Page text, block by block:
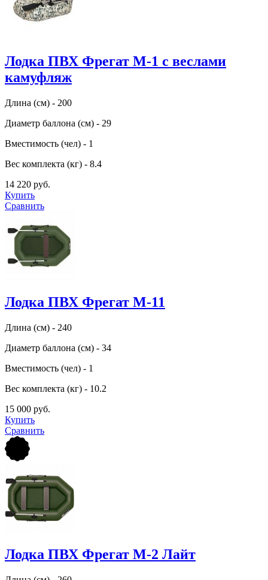
Лодка ПВХ Фрегат М-1 с веслами
камуфляж
Длина (см) - 200
Диаметр баллона (см) - 29
Вместимость (чел) - 1
Вес комплекта (кг) - 8.4
14 220 руб.
Купить
Сравнить
Лодка ПВХ Фрегат М-11
Длина (см) - 240
Диаметр баллона (см) - 34
Вместимость (чел) - 1
Вес комплекта (кг) - 10.2
15 000 руб.
Купить
Сравнить
Лодка ПВХ Фрегат М-2 Лайт